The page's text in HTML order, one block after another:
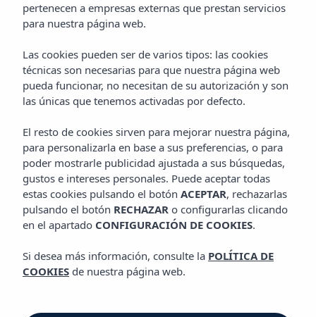
Hotel Vibra Beverly Playa
HABITACIONES
Habitaciones
Hotel Vibra Beverly Playa
Instalaciones deportivas y de ocio
cuenta con un total de 443 habitaciones, todas ellas exteriores
pertenecen a empresas externas que prestan servicios
para nuestra página web.
Las cookies pueden ser de varios tipos: las cookies
técnicas son necesarias para que nuestra página web
pueda funcionar, no necesitan de su autorización y son
las únicas que tenemos activadas por defecto.
El resto de cookies sirven para mejorar nuestra página,
para personalizarla en base a sus preferencias, o para
poder mostrarle publicidad ajustada a sus búsquedas,
gustos e intereses personales. Puede aceptar todas
estas cookies pulsando el botón ACEPTAR, rechazarlas
pulsando el botón RECHAZAR o configurarlas clicando
en el apartado CONFIGURACIÓN DE COOKIES.
Si desea más información, consulte la POLÍTICA DE
COOKIES de nuestra página web.